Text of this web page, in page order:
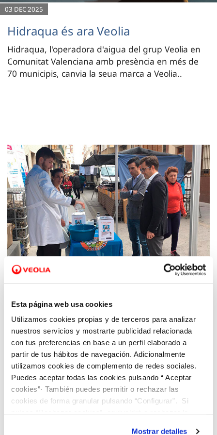
Esta página web usa cookies
Utilizamos cookies propias y de terceros para analizar
nuestros servicios y mostrarte publicidad relacionada
con tus preferencias en base a un perfil elaborado a
partir de tus hábitos de navegación. Adicionalmente
utilizamos cookies de complemento de redes sociales.
Puedes aceptar todas las cookies pulsando “ Aceptar
cookies”· También puedes permitir o rechazar las
cookies de forma granular pulsando “Configurar”. Si
Mostrar detalles
03 DEC 2025
Hidraqua és ara Veolia
Hidraqua, l'operadora d'aigua del grup Veolia en
Comunitat Valenciana amb presència en més de
70 municipis, canvia la seua marca a Veolia..
13 FEB 2020
Hidraqua para concienciar a la ciudadanía
sobre el uso correcto de la red de
saneamiento